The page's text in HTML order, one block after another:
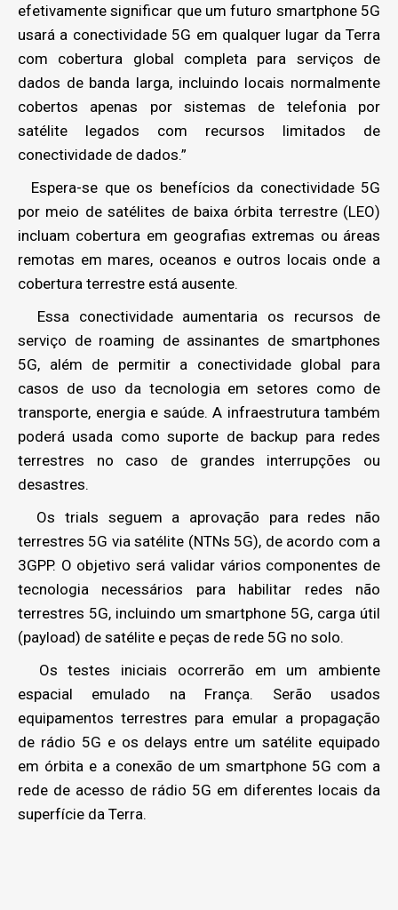
efetivamente significar que um futuro smartphone 5G
usará a conectividade 5G em qualquer lugar da Terra
com cobertura global completa para serviços de
dados de banda larga, incluindo locais normalmente
cobertos apenas por sistemas de telefonia por
satélite legados com recursos limitados de
conectividade de dados.”
Espera-se que os benefícios da conectividade 5G
por meio de satélites de baixa órbita terrestre (LEO)
incluam cobertura em geografias extremas ou áreas
remotas em mares, oceanos e outros locais onde a
cobertura terrestre está ausente.
Essa conectividade aumentaria os recursos de
serviço de roaming de assinantes de smartphones
5G, além de permitir a conectividade global para
casos de uso da tecnologia em setores como de
transporte, energia e saúde. A infraestrutura também
poderá usada como suporte de backup para redes
terrestres no caso de grandes interrupções ou
desastres.
Os trials seguem a aprovação para redes não
terrestres 5G via satélite (NTNs 5G), de acordo com a
3GPP. O objetivo será validar vários componentes de
tecnologia necessários para habilitar redes não
terrestres 5G, incluindo um smartphone 5G, carga útil
(payload) de satélite e peças de rede 5G no solo.
Os testes iniciais ocorrerão em um ambiente
espacial emulado na França. Serão usados
equipamentos terrestres para emular a propagação
de rádio 5G e os delays entre um satélite equipado
em órbita e a conexão de um smartphone 5G com a
rede de acesso de rádio 5G em diferentes locais da
superfície da Terra.